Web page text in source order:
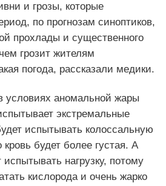
и грозы, которые
по прогнозам синоптиков,
прохлады и существенного
грозит жителям
погода, рассказали медики.
условиях аномальной жары
экстремальные
испытывать колоссальную
кровь будет более густая. А
испытывать нагрузку, потому
кислорода и очень жарко